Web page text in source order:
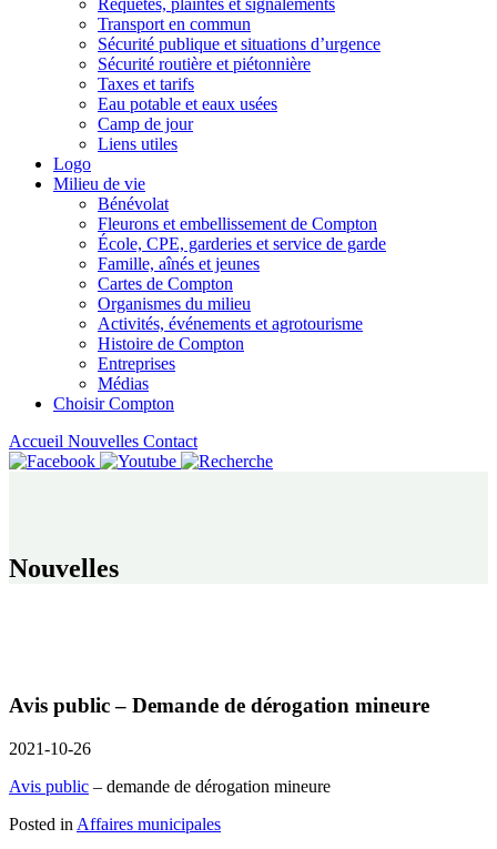
Transport en commun
Sécurité publique et situations d’urgence
Sécurité routière et piétonnière
Taxes et tarifs
Eau potable et eaux usées
Camp de jour
Liens utiles
Logo
Milieu de vie
Bénévolat
Fleurons et embellissement de Compton
École, CPE, garderies et service de garde
Famille, aînés et jeunes
Cartes de Compton
Organismes du milieu
Activités, événements et agrotourisme
Histoire de Compton
Entreprises
Médias
Choisir Compton
Accueil Nouvelles Contact
Nouvelles
Avis public – Demande de dérogation mineure
2021-10-26
Avis public – demande de dérogation mineure
Posted in Affaires municipales